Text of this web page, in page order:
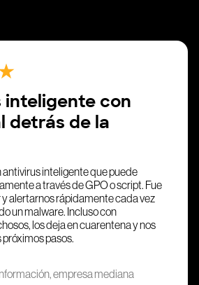
empresa mediana
inteligente con
detrás de la
inteligente que puede
a través de GPO o script. Fue
alertarnos rápidamente cada vez
un malware. Incluso con
los deja en cuarentena y nos
pasos.